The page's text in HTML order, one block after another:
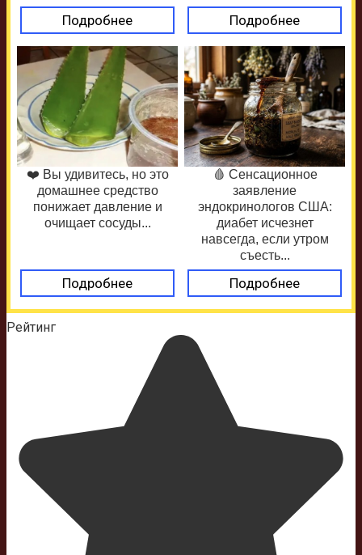
Подробнее Подробнее
❤️ Вы удивитесь, но это
домашнее средство
понижает давление и
очищает сосуды...
Подробнее
🩸 Сенсационное
заявление
эндокринологов США:
диабет исчезнет
навсегда, если утром
съесть...
Подробнее
Рейтинг